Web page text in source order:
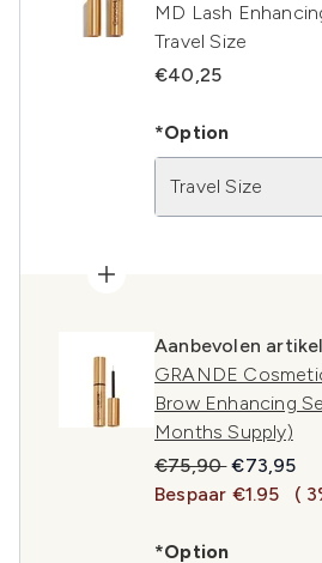
MD Lash
Travel Size
€40,25
*Option
Travel Size
Aanbevolen artikel
GRANDE
Brow Enhancing
Months Supply)
Recommended
€75,90Huidige
€73,95
Bespaar €1.95
(
*Option